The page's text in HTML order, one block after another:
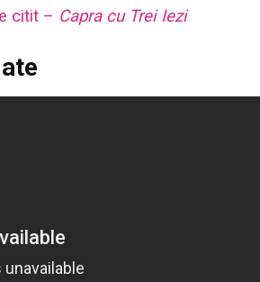
citit – Capra cu Trei Iezi